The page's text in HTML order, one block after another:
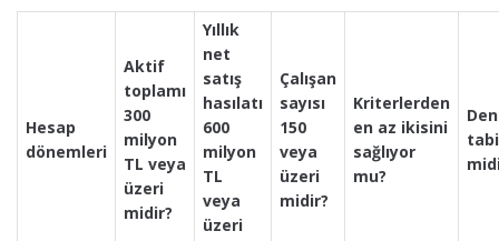
Hesap
dönemleri
Aktif
toplamı
300
milyon
TL veya
üzeri
midir?
Yıllık
net
satış
hasılatı
600
milyon
TL
veya
üzeri
Çalışan
sayısı
150
veya
üzeri
midir?
Kriterlerden
en az ikisini
sağlıyor
mu?
tabi